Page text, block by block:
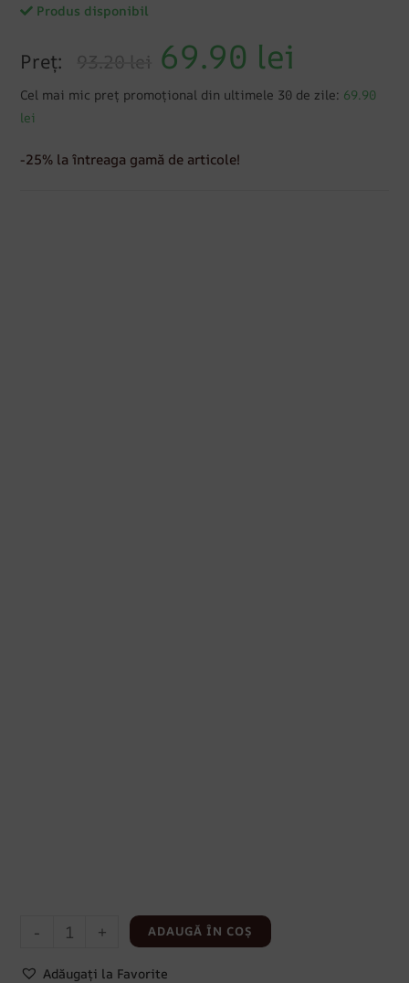
Produs disponibil
Preț: 93.20 lei 69.90 lei
Cel mai mic preț promoțional din ultimele 30 de zile: 69.90
lei
-25% la întreaga gamă de articole!
- + ADAUGĂ ÎN COȘ
Adăugați la Favorite